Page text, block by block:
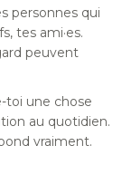
personnes qui
tes ami·es.
peuvent
toi une chose
au quotidien.
vraiment.